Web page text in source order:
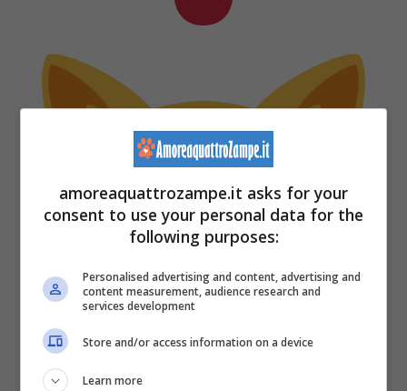
amoreaquattrozampe.it asks for your
consent to use your personal data for the
following purposes:
Personalised advertising and content, advertising and
content measurement, audience research and
services development
Store and/or access information on a device
Learn more